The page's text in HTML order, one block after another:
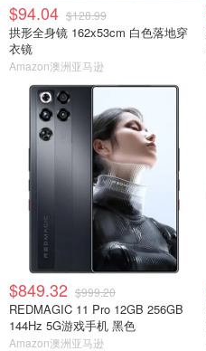
$94.04 $128.99
拱形全身镜 162x53cm 白色落地穿
衣镜
Amazon澳洲亚马逊
$849.32 $999.20
REDMAGIC 11 Pro 12GB 256GB
144Hz 5G游戏手机 黑色
Amazon澳洲亚马逊